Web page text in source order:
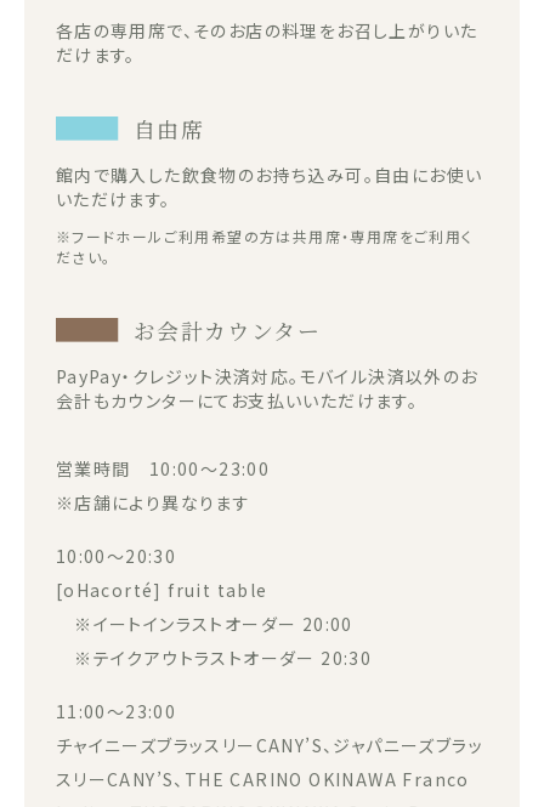
各店の専用席で、そのお店の料理をお召し上がりいた
だけます。
自由席
館内で購入した飲食物のお持ち込み可。自由にお使い
いただけます。
※フードホールご利用希望の方は共用席・専用席をご利用く
ださい。
お会計カウンター
PayPay・クレジット決済対応。モバイル決済以外のお
会計もカウンターにてお支払いいただけます。
営業時間 10:00～23:00
※店舗により異なります
10:00～20:30
[oHacorté] fruit table
※イートインラストオーダー 20:00
※テイクアウトラストオーダー 20:30
11:00～23:00
チャイニーズブラッスリーCANY’S、ジャパニーズブラッ
スリーCANY’S、THE CARINO OKINAWA Franco